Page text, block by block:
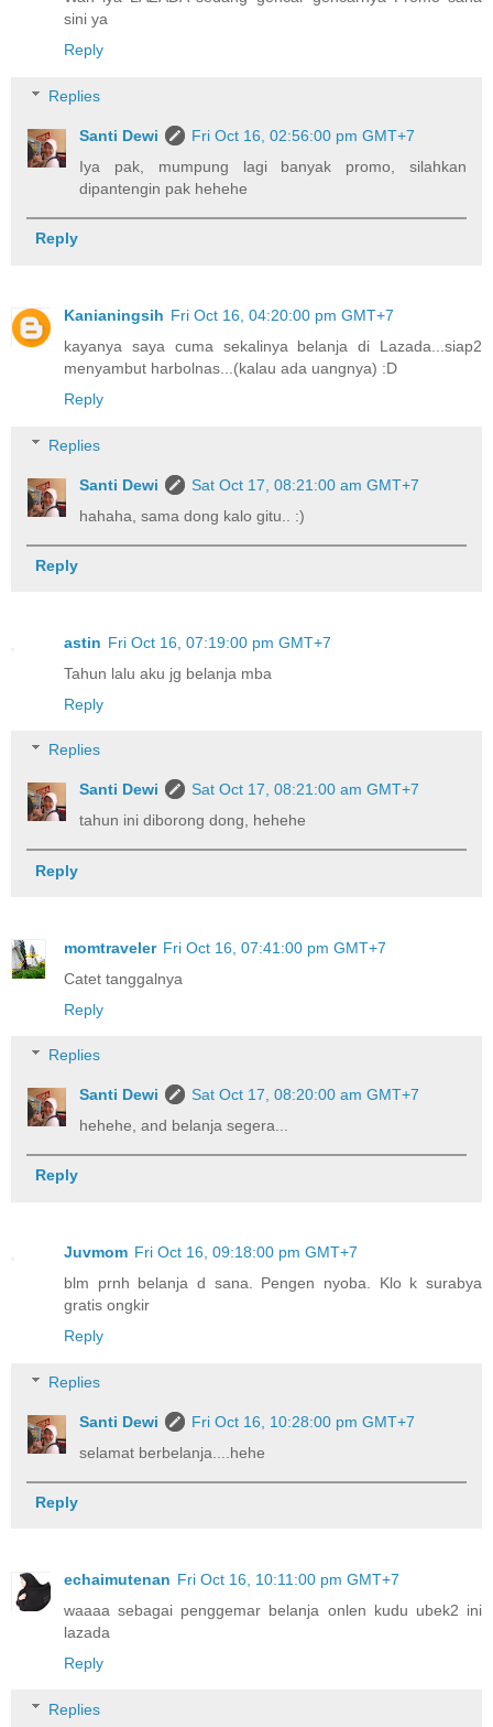
sini ya
Reply
Replies
Santi Dewi
Fri Oct 16, 02:56:00 pm GMT+7
Iya pak, mumpung lagi banyak promo, silahkan
dipantengin pak hehehe
Reply
Kanianingsih Fri Oct 16, 04:20:00 pm GMT+7
kayanya saya cuma sekalinya belanja di Lazada...siap2
menyambut harbolnas...(kalau ada uangnya) :D
Reply
Replies
Santi Dewi
Sat Oct 17, 08:21:00 am GMT+7
hahaha, sama dong kalo gitu.. :)
Reply
astin Fri Oct 16, 07:19:00 pm GMT+7
Tahun lalu aku jg belanja mba
Reply
Replies
Santi Dewi
Sat Oct 17, 08:21:00 am GMT+7
tahun ini diborong dong, hehehe
Reply
momtraveler Fri Oct 16, 07:41:00 pm GMT+7
Catet tanggalnya
Reply
Replies
Santi Dewi
Sat Oct 17, 08:20:00 am GMT+7
hehehe, and belanja segera...
Reply
Juvmom Fri Oct 16, 09:18:00 pm GMT+7
blm prnh belanja d sana. Pengen nyoba. Klo k surabya
gratis ongkir
Reply
Replies
Santi Dewi
Fri Oct 16, 10:28:00 pm GMT+7
selamat berbelanja....hehe
Reply
echaimutenan Fri Oct 16, 10:11:00 pm GMT+7
waaaa sebagai penggemar belanja onlen kudu ubek2 ini
lazada
Reply
Replies